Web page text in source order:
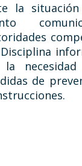
la
la
de